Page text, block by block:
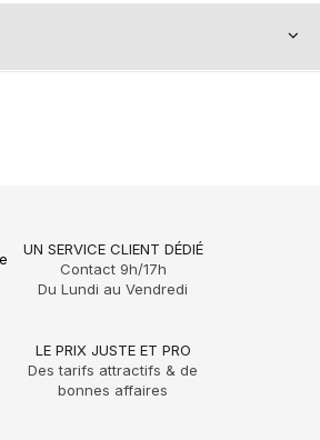
UN SERVICE CLIENT DÉDIÉ
Contact 9h/17h
Du Lundi au Vendredi
LE PRIX JUSTE ET PRO
Des tarifs attractifs & de
bonnes affaires